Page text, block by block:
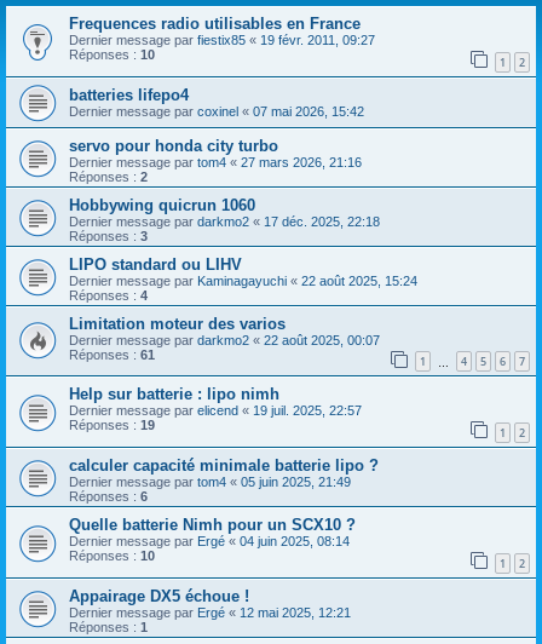
Frequences radio utilisables en France
Dernier message par fiestix85 « 19 févr. 2011, 09:27
Réponses : 10 1 2
batteries lifepo4
Dernier message par coxinel « 07 mai 2026, 15:42
servo pour honda city turbo
Dernier message par tom4 « 27 mars 2026, 21:16
Réponses : 2
Hobbywing quicrun 1060
Dernier message par darkmo2 « 17 déc. 2025, 22:18
Réponses : 3
LIPO standard ou LIHV
Dernier message par Kaminagayuchi « 22 août 2025, 15:24
Réponses : 4
Limitation moteur des varios
Dernier message par darkmo2 « 22 août 2025, 00:07
Réponses : 61 1 4 5 6 7
Help sur batterie : lipo nimh
Dernier message par elicend « 19 juil. 2025, 22:57
Réponses : 19 1 2
calculer capacité minimale batterie lipo ?
Dernier message par tom4 « 05 juin 2025, 21:49
Réponses : 6
Quelle batterie Nimh pour un SCX10 ?
Dernier message par Ergé « 04 juin 2025, 08:14
Réponses : 10 1 2
Appairage DX5 échoue !
Dernier message par Ergé « 12 mai 2025, 12:21
Réponses : 1